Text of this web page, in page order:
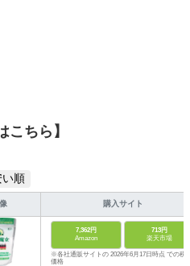
こちら】
い順
購入サイト
7,362円
Amazon
713円
楽天市場
※各社通販サイトの 2026年6月17日時点 での税
価格